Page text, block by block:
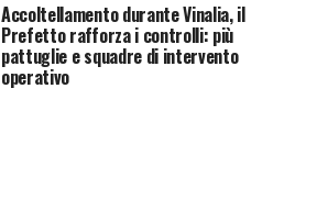
Accoltellamento durante Vinalia, il
Prefetto rafforza i controlli: più
pattuglie e squadre di intervento
operativo